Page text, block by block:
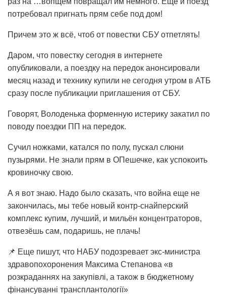
потребовал пригнать прям себе под дом!
Причем это ж всё, чтоб от повестки СБУ отпетлять!
Даром, что повестку сегодня в интернете
опубликовали, а поездку на передок анонсировали
месяц назад и технику купили не сегодня утром в АТБ
сразу после публикации приглашения от СБУ.
Говорят, Володенька форменную истерику закатил по
поводу поездки ПП на передок.
Сучил ножками, катался по полу, пускал слюни
пузырями. Не знали прям в ОПешечке, как успокоить
кровиночку свою.
А я вот знаю. Надо было сказать, что война еще не
закончилась, мы тебе новый контр-снайперский
комплекс купим, лучший, и мильён концентраторов,
отвезёшь сам, подаришь, не плачь!
📌 Еще пишут, что НАБУ подозревает экс-министра
здравопохоронения Максима Степанова «в
розкраданнях на закупівлі, а також в бюджетному
фінансуванні трансплантології»